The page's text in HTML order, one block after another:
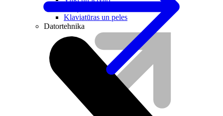
Klaviatūras un peles
Datortehnika